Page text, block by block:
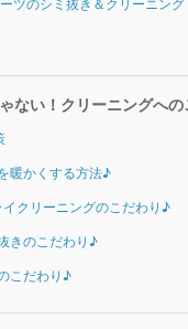
ツのシミ抜き＆クリーニング
ない！クリーニングへ
暖かくする方法♪
クリーニングのこだわり♪
きのこだわり♪
こだわり♪